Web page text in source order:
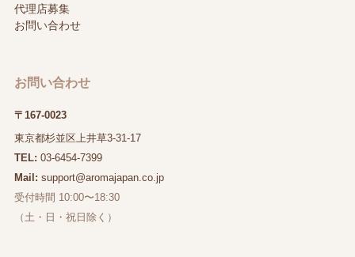
代理店募集
お問い合わせ
お問い合わせ
〒167-0023
東京都杉並区上井草3-31-17
TEL: 03-6454-7399
Mail: support@aromajapan.co.jp
受付時間 10:00〜18:30
（土・日・祝日除く）